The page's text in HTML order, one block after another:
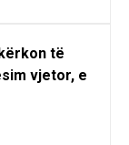
të
vjetor, e